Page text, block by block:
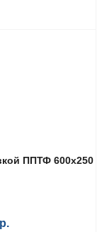
ППТФ 600х250
р.